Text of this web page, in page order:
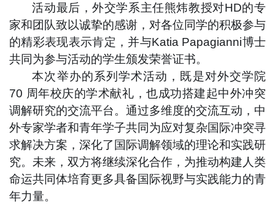
活动最后，外交学系主任熊炜教授对HD的专
家和团队致以诚挚的感谢，对各位同学的积极参与
的精彩表现表示肯定，并与Katia Papagianni博士
共同为参与活动的学生颁发荣誉证书。
本次举办的系列学术活动，既是对外交学院
70 周年校庆的学术献礼，也成功搭建起中外冲突
调解研究的交流平台。通过多维度的交流互动，中
外专家学者和青年学子共同为应对复杂国际冲突寻
求解决方案，深化了国际调解领域的理论和实践研
究。未来，双方将继续深化合作，为推动构建人类
命运共同体培育更多具备国际视野与实践能力的青
年力量。